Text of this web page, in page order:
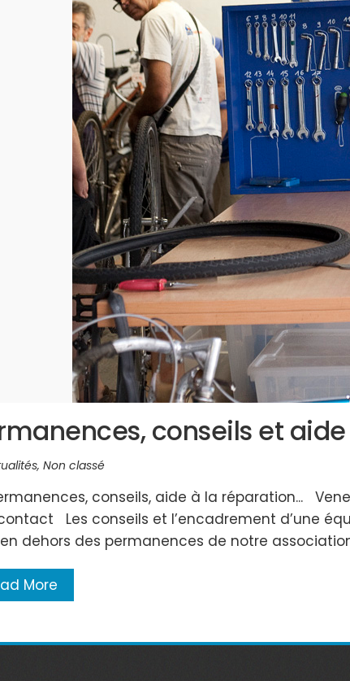
conseils et
, Non classé
conseils, aide à la réparation...
Les conseils et l’encadrement d’une
dehors des permanences de notre
More